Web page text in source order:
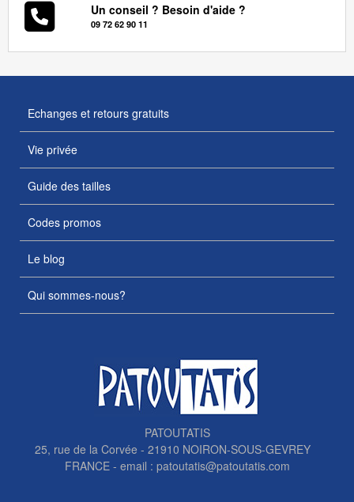
Un conseil ? Besoin d'aide ?
09 72 62 90 11
Echanges et retours gratuits
Vie privée
Guide des tailles
Codes promos
Le blog
Qui sommes-nous?
PATOUTATIS
25, rue de la Corvée - 21910 NOIRON-SOUS-GEVREY
FRANCE - email : patoutatis@patoutatis.com